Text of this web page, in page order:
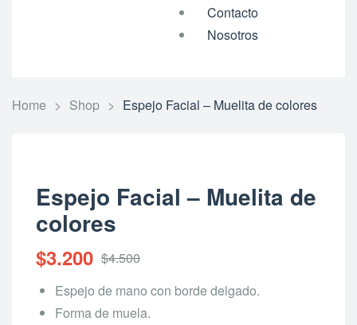
Contacto
Nosotros
Home > Shop > Espejo Facial – Muelita de colores
Espejo Facial – Muelita de
colores
$4.500
$3.200
Espejo de mano con borde delgado.
Forma de muela.